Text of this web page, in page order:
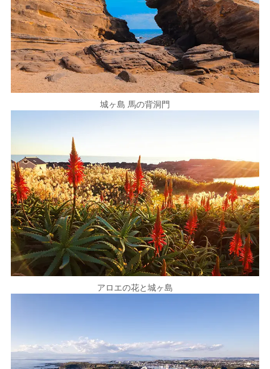
城ヶ島 馬の背洞門
アロエの花と城ヶ島